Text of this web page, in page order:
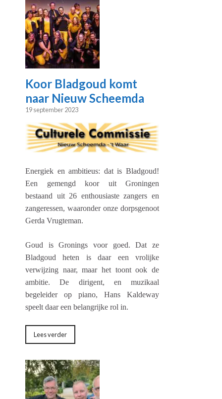
Koor Bladgoud komt
naar Nieuw Scheemda
19 september 2023
Energiek en ambitieus: dat is Bladgoud!
Een gemengd koor uit Groningen
bestaand uit 26 enthousiaste zangers en
zangeressen, waaronder onze dorpsgenoot
Gerda Vrugteman.
Goud is Gronings voor goed. Dat ze
Bladgoud heten is daar een vrolijke
verwijzing naar, maar het toont ook de
ambitie. De dirigent, en muzikaal
begeleider op piano, Hans Kaldeway
speelt daar een belangrijke rol in.
Lees verder